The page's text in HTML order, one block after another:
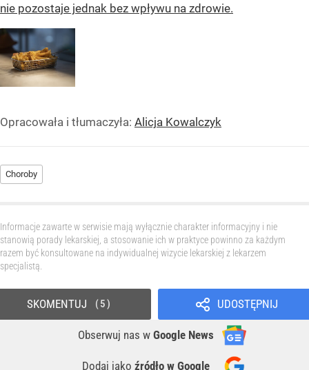
nie pozostaje jednak bez wpływu na zdrowie.
Opracowała i tłumaczyła: Alicja Kowalczyk
Choroby
Informacje zawarte w serwisie mają wyłącznie charakter informacyjny i nie
stanowią porady lekarskiej, a stosowanie ich w praktyce powinno za każdym
razem być konsultowane na indywidualnej wizycie lekarskiej z lekarzem
specjalistą.
UDOSTĘPNIJ
Obserwuj nas w Google News
Dodaj jako źródło w Google
SKOMENTUJ 5